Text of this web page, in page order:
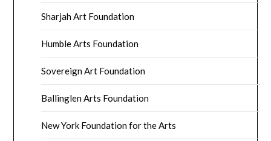
Sharjah Art Foundation
Humble Arts Foundation
Sovereign Art Foundation
Ballinglen Arts Foundation
New York Foundation for the Arts